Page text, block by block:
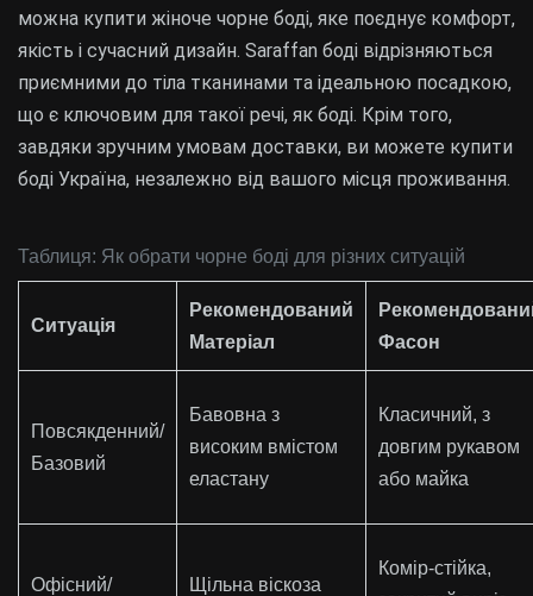
можна купити жіноче чорне боді, яке поєднує комфорт,
якість і сучасний дизайн. Saraffan боді відрізняються
приємними до тіла тканинами та ідеальною посадкою,
що є ключовим для такої речі, як боді. Крім того,
завдяки зручним умовам доставки, ви можете купити
боді Україна, незалежно від вашого місця проживання.
Таблиця: Як обрати чорне боді для різних ситуацій
Ситуація
Рекомендований
Матеріал
Фасон
Повсякденний/
Базовий
Бавовна з
високим вмістом
еластану
Класичний, з
довгим рукавом
або майка
Офісний/
Щільна віскоза
Комір-стійка,